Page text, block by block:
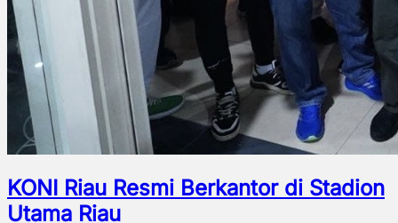
KONI Riau Resmi Berkantor di Stadion
Utama Riau